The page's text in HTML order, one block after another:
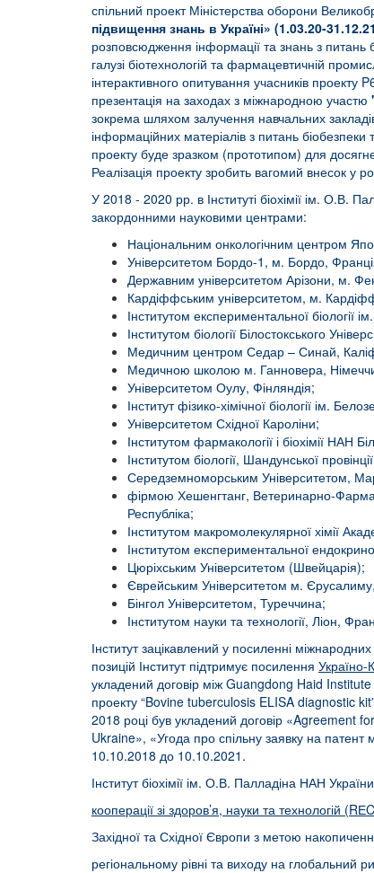
спільний проект Міністерства оборони
підвищення знань в Україні» (1.03.20-
розповсюдження інформації та знань з питань
галузі біотехнологій та фармацевтичній
інтерактивного опитування учасників
презентація на заходах з міжнародною участю
зокрема шляхом залучення навчальних
інформаційних матеріалів з питань
проекту буде зразком (прототипом) для
Реалізація проекту зробить вагомий внесок у
У 2018 - 2020 рр. в Інституті біохімії ім. О.В.
закордонними науковими центрами:
Національним онкологічним центром
Університетом Бордо-1, м. Бордо,
Державним університетом Арізони, м.
Кардіффським університетом, м.
Інститутом експериментальної
Інститутом біології Білостокського
Медичним центром Седар – Синай,
Медичною школою м. Ганновера,
Університетом Оулу, Фінляндія;
Інститут фізико-хімічної біології ім.
Університетом Східної Кароліни;
Інститутом фармакології і біохімії НАН
Інститутом біології, Шандунської
Середземноморським Університетом,
фірмою Хешенгтанг, Ветеринарно-
Республіка;
Інститутом макромолекулярної хімії
Інститутом експериментальної
Цюріхським Університетом (Швейцарія);
Єврейським Університетом м. Єрусалиму,
Бінгол Університетом, Туреччина;
Інститутом науки та технології, Ліон,
Інститут зацікавлений у посиленні
позицій Інститут підтримує посилення Україно-
укладений договір між Guangdong Haid
проекту “Bovine tuberculosis ELISA diagnostic
2018 році був укладений договір
Ukraine», «Угода про спільну заявку на патент
10.10.2018 до 10.10.2021.
Інститут біохімії ім. О.В. Палладіна НАН
кооперації зі здоров’я, науки та технологій
Західної та Східної Європи з метою
регіональному рівні та виходу на